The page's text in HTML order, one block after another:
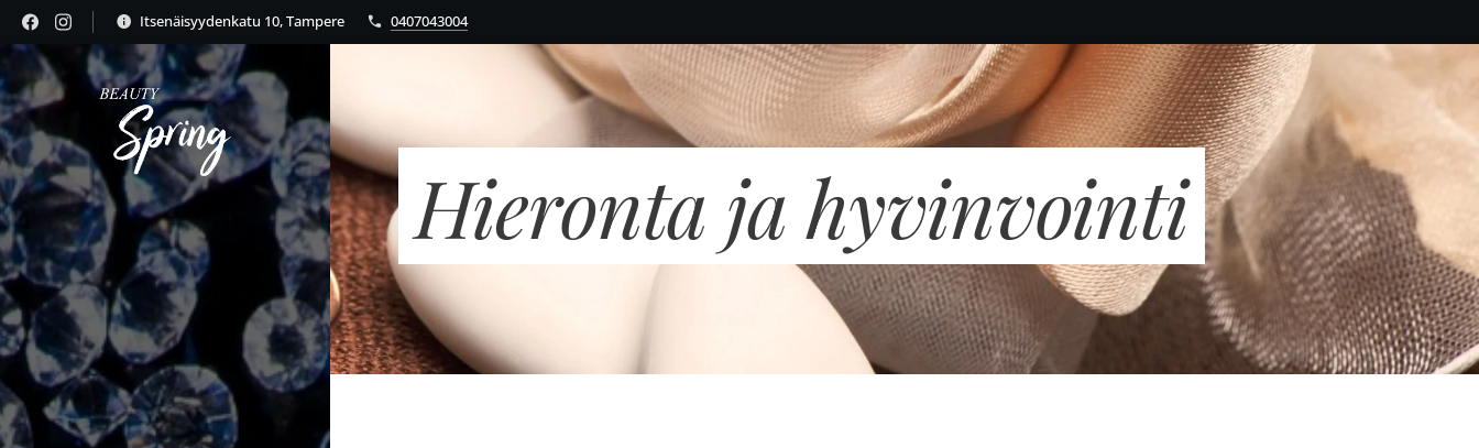
Itsenäisyydenkatu 10, Tampere 0407043004
Hieronta ja hyvinvointi